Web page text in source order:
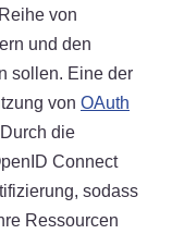
von
und den
sollen. Eine der
von OAuth
die
Connect
sodass
Ressourcen